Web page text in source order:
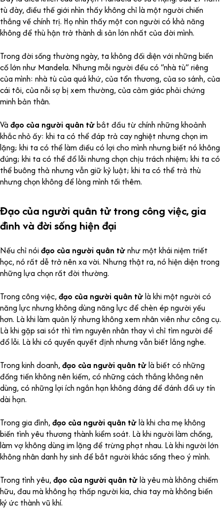
tù đày, điều thế giới nhìn thấy không chỉ là một người chiến
thắng về chính trị. Họ nhìn thấy một con người có khả năng
không để thù hận trở thành di sản lớn nhất của đời mình.
Trong đời sống thường ngày, ta không đối diện với những biến
cố lớn như Mandela. Nhưng mỗi người đều có “nhà tù” riêng
của mình: nhà tù của quá khứ, của tổn thương, của so sánh, của
cái tôi, của nỗi sợ bị xem thường, của cảm giác phải chứng
minh bản thân.
Và đạo của người quân tửbắt đầu từ chính những khoảnh
khắc nhỏ ấy: khi ta có thể đáp trả cay nghiệt nhưng chọn im
lặng; khi ta có thể làm điều có lợi cho mình nhưng biết nó không
đúng; khi ta có thể đổ lỗi nhưng chọn chịu trách nhiệm; khi ta có
thể buông thả nhưng vẫn giữ kỷ luật; khi ta có thể trả thù
nhưng chọn không để lòng mình tối thêm.
Đạo của người quân tử trong công việc, gia
đình và đời sống hiện đại
Nếu chỉ nói đạo của người quân tửnhư một khái niệm triết
học, nó rất dễ trở nên xa vời. Nhưng thật ra, nó hiện diện trong
những lựa chọn rất đời thường.
Trong công việc, đạo của người quân tửlà khi một người có
năng lực nhưng không dùng năng lực để chèn ép người yếu
hơn. Là khi làm quản lý nhưng không xem nhân viên như công cụ.
Là khi gặp sai sót thì tìm nguyên nhân thay vì chỉ tìm người để
đổ lỗi. Là khi có quyền quyết định nhưng vẫn biết lắng nghe.
Trong kinh doanh, đạo của người quân tửlà biết có những
đồng tiền không nên kiếm, có những cách thắng không nên
dùng, có những lợi ích ngắn hạn không đáng để đánh đổi uy tín
dài hạn.
Trong gia đình, đạo của người quân tửlà khi cha mẹ không
biến tình yêu thương thành kiểm soát. Là khi người làm chồng,
làm vợ không dùng im lặng để trừng phạt nhau. Là khi người lớn
không nhân danh hy sinh để bắt người khác sống theo ý mình.
Trong tình yêu, đạo của người quân tửlà yêu mà không chiếm
hữu, đau mà không hạ thấp người kia, chia tay mà không biến
ký ức thành vũ khí.